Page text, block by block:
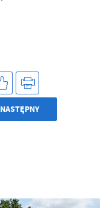
NASTĘPNY